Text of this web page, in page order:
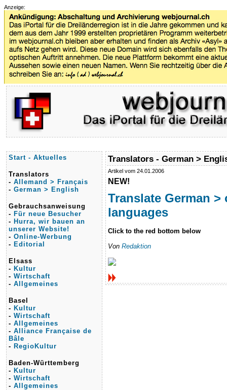
Anzeige:
Start - Aktuelles
Translators
- Allemand > Français
- German > English
Gebrauchsanweisung
- Für neue Besucher
- Hurra, wir bauen an
unserer Website!
- Online-Werbung
- Editorial
Elsass
- Kultur
- Wirtschaft
- Allgemeines
Basel
- Kultur
- Wirtschaft
- Allgemeines
- Alliance Française de
Bâle
- RegioKultur
Baden-Württemberg
- Kultur
- Wirtschaft
- Allgemeines
Translators - German >
Artikel vom 24.01.2006
NEW!
Translate German >
languages
Click to the red bottom below
Von Redaktion